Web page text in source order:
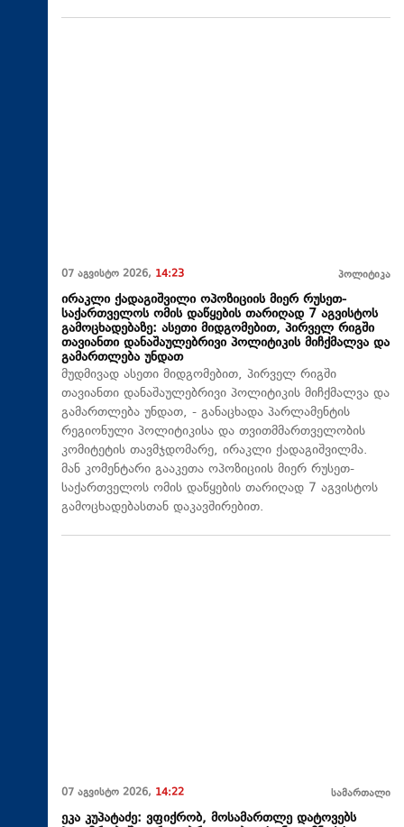
07 აგვისტო 2026, 14:23 პოლიტიკა
ირაკლი ქადაგიშვილი ოპოზიციის მიერ რუსეთ-
საქართველოს ომის დაწყების თარიღად 7 აგვისტოს
გამოცხადებაზე: ასეთი მიდგომებით, პირველ რიგში
თავიანთი დანაშაულებრივი პოლიტიკის მიჩქმალვა და
გამართლება უნდათ
მუდმივად ასეთი მიდგომებით, პირველ რიგში
თავიანთი დანაშაულებრივი პოლიტიკის მიჩქმალვა და
გამართლება უნდათ, - განაცხადა პარლამენტის
რეგიონული პოლიტიკისა და თვითმმართველობის
კომიტეტის თავმჯდომარე, ირაკლი ქადაგიშვილმა.
მან კომენტარი გააკეთა ოპოზიციის მიერ რუსეთ-
საქართველოს ომის დაწყების თარიღად 7 აგვისტოს
გამოცხადებასთან დაკავშირებით.
07 აგვისტო 2026, 14:22 სამართალი
ეკა კუპატაძე: ვფიქრობ, მოსამართლე დატოვებს